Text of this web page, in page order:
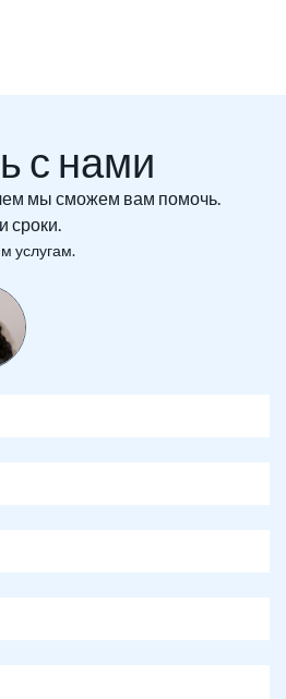
с нами
мы сможем вам помочь.
сроки.
услугам.